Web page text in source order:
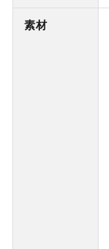
素材